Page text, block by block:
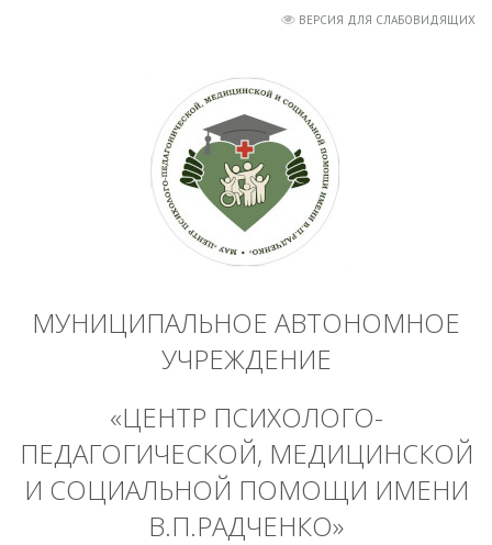
ВЕРСИЯ ДЛЯ СЛАБОВИДЯЩИХ
МУНИЦИПАЛЬНОЕ АВТОНОМНОЕ
УЧРЕЖДЕНИЕ
«ЦЕНТР ПСИХОЛОГО-
ПЕДАГОГИЧЕСКОЙ, МЕДИЦИНСКОЙ
И СОЦИАЛЬНОЙ ПОМОЩИ ИМЕНИ
В.П.РАДЧЕНКО»